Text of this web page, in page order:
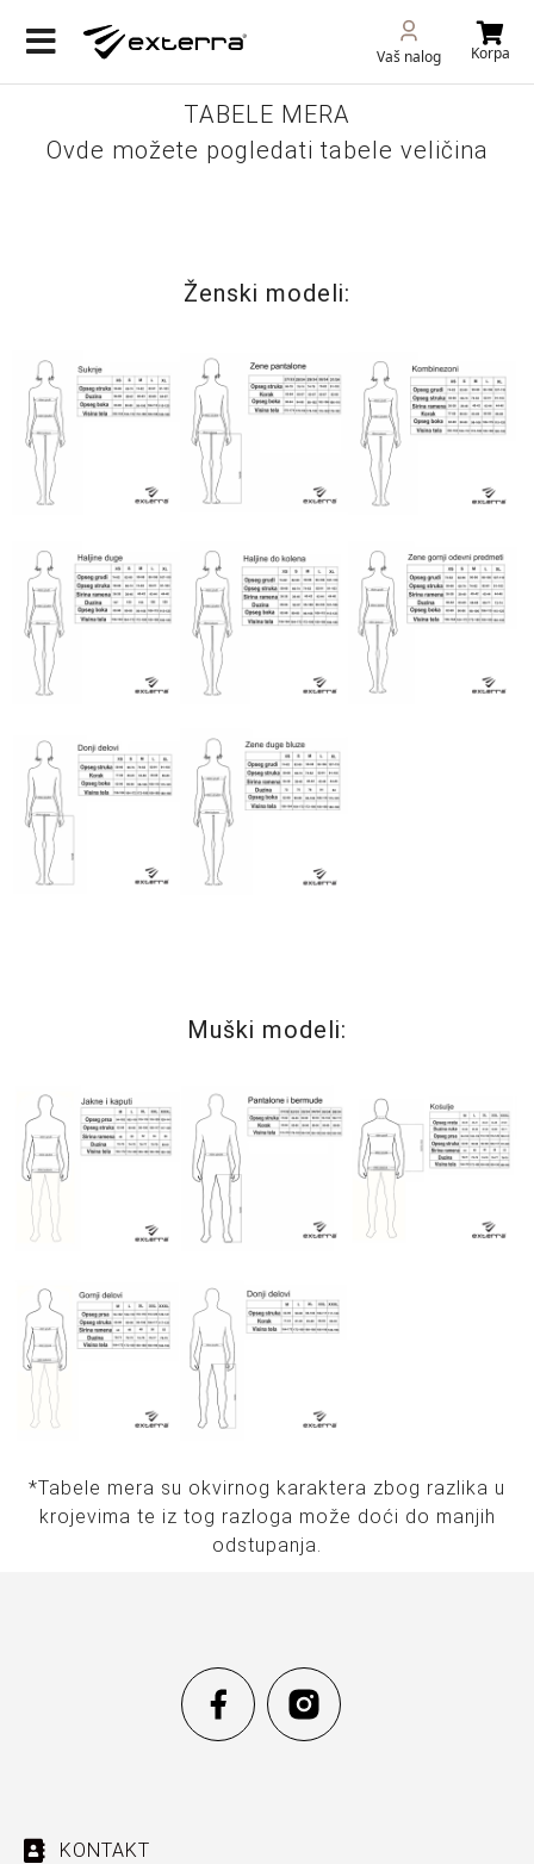
Vaš nalog Korpa
TABELE MERA
Ovde možete pogledati tabele veličina
Ženski modeli:
Muški modeli:
*Tabele mera su okvirnog karaktera zbog razlika u
krojevima te iz tog razloga može doći do manjih
odstupanja.
KONTAKT